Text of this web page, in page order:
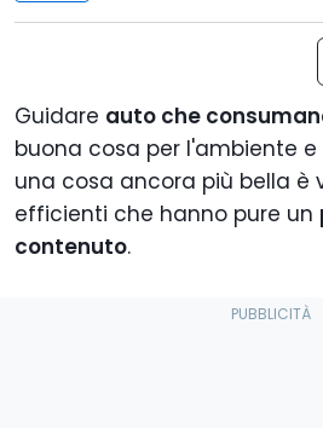
Guidare auto che
buona cosa per l'ambiente
una cosa ancora più bella è
efficienti che hanno pure un
contenuto.